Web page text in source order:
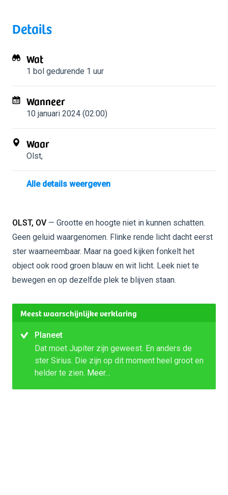
Details
Wat
1 bol gedurende 1 uur
Wanneer
10 januari 2024 (02:00)
Waar
Olst,
Alle details weergeven
OLST, OV — Grootte en hoogte niet in kunnen schatten.
Geen geluid waargenomen. Flinke rende licht dacht eerst
ster waarneembaar. Maar na goed kijken fonkelt het
object ook rood groen blauw en wit licht. Leek niet te
bewegen en op dezelfde plek te blijven staan.
Meest waarschijnlijke verklaring
Planeet
Dat moet Jupiter zijn geweest. En anders de
ster Sirius. Die zijn op dit moment heel groot en
helder te zien. Meer…